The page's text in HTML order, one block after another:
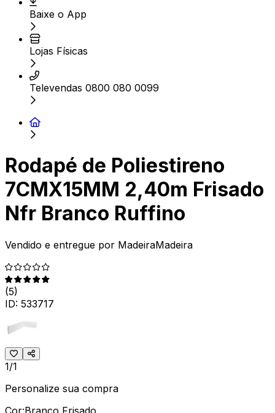
Baixe o App
Lojas Físicas
Televendas 0800 080 0099
Rodapé de Poliestireno
7CMX15MM 2,40m Frisado
Nfr Branco Ruffino
Vendido e entregue por MadeiraMadeira
(5)
ID: 533717
1/1
Personalize sua compra
Cor:Branco Frisado